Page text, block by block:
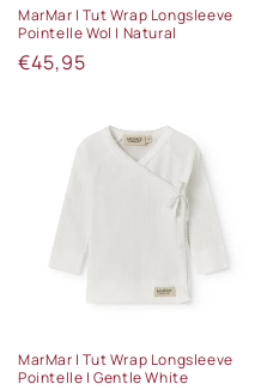
MarMar | Tut Wrap Longsleeve
Pointelle Wol | Natural
Normale
€45,95
MarMar | Tut Wrap Longsleeve
Pointelle | Gentle White